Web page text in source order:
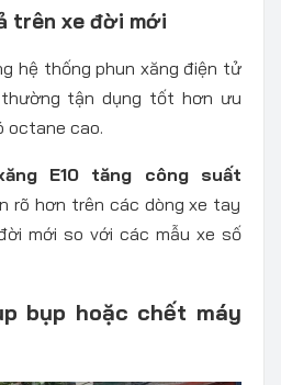
trên xe đời mới
hệ thống phun xăng điện tử
thường tận dụng tốt hơn ưu
octane cao.
E10 tăng công suất
rõ hơn trên các dòng xe tay
mới so với các mẫu xe số
bụp hoặc chết máy